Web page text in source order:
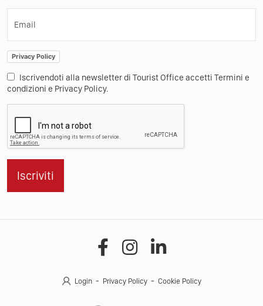
Email
Privacy Policy
Iscrivendoti alla newsletter di Tourist Office accetti Termini e
condizioni e Privacy Policy.
Iscriviti
Login Privacy Policy Cookie Policy